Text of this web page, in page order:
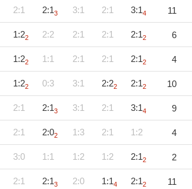
2:1 2:13 3:1 2:1 3:14 11
1:22 2:2 2:1 2:1 2:12 6
1:22 1:1 2:1 2:1 2:12 4
1:22 0:3 3:1 2:22 2:12 10
2:1 2:13 3:1 2:1 3:14 9
2:1 2:02 1:3 2:1 1:2 4
3:0 1:1 1:2 1:2 2:12 2
2:1 2:13 2:0 1:14 2:12 11